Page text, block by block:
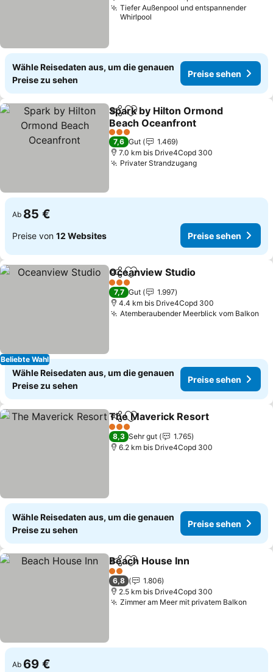
Tiefer Außenpool und entspannender
Whirlpool
Wähle Reisedaten aus, um die genauen
Preise zu sehen
Preise sehen
TeilenZu Favoriten hinzufügen
Spark by Hilton Ormond
Beach Oceanfront
3 Sterne
7,6 Gut
1.469
7.0 km bis Drive4Copd 300
Privater Strandzugang
Ab 85 €
Preise von 12 Websites Preise sehen
Beliebte Wahl
TeilenZu Favoriten hinzufügen
Oceanview Studio
3 Sterne
7,7 Gut
1.997
4.4 km bis Drive4Copd 300
Atemberaubender Meerblick vom Balkon
Wähle Reisedaten aus, um die genauen
Preise zu sehen
Preise sehen
TeilenZu Favoriten hinzufügen
The Maverick Resort
3 Sterne
8,3 Sehr gut
1.765
6.2 km bis Drive4Copd 300
Wähle Reisedaten aus, um die genauen
Preise zu sehen
Preise sehen
TeilenZu Favoriten hinzufügen
Beach House Inn
2 Sterne
6,8
1.806
2.5 km bis Drive4Copd 300
Zimmer am Meer mit privatem Balkon
Ab 69 €